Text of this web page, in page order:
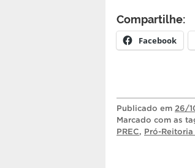
Compartilhe:
Facebook
Publicado em 26/
Marcado com as
PREC, Pró-